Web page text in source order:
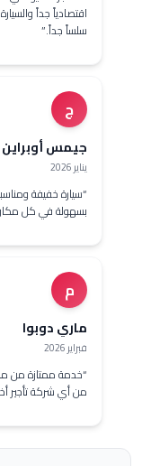
جداً والسيارة مريحة على
أوبراين
خفيفة ومناسبة للتنقل في
في كل مكان ذهبت إليه.
دوبوا
ممتازة من مكتب يوسف.
أي شركة تأجير أخرى في المطار.